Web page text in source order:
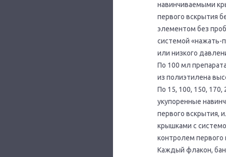
навинчиваемыми
первого вскрытия
элементом без
системой «нажать-
или низкого
По 100 мл
из полиэтилена
По 15, 100, 150,
укупоренные
первого вскрытия,
крышками с
контролем первого
Каждый флакон,